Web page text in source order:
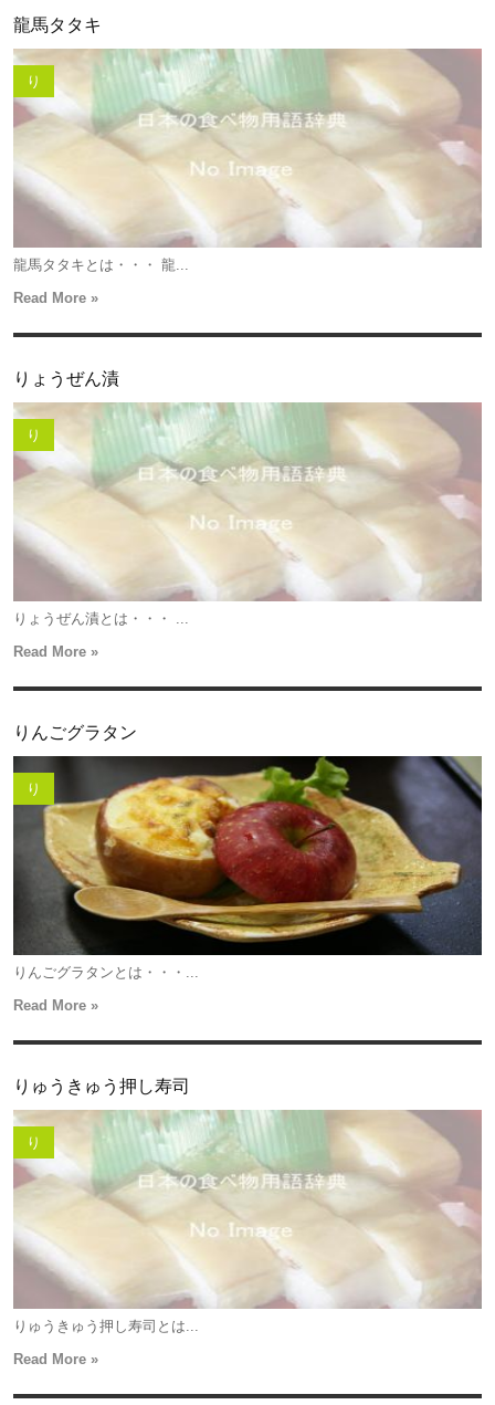
龍馬タタキ
り
龍馬タタキとは・・・ 龍...
Read More »
りょうぜん漬
り
りょうぜん漬とは・・・ ...
Read More »
りんごグラタン
り
りんごグラタンとは・・・...
Read More »
りゅうきゅう押し寿司
り
りゅうきゅう押し寿司とは...
Read More »